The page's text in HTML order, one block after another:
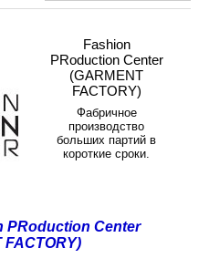
Fashion
PRoduction Center
(GARMENT
FACTORY)
Фабричное
производство
больших партий в
короткие сроки.
Center
FACTORY)